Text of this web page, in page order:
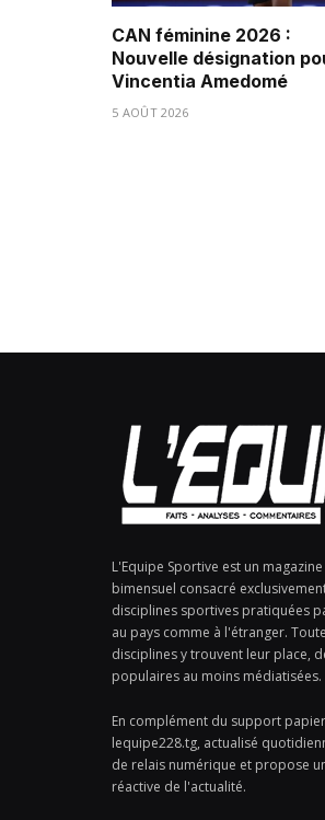
CAN féminine 2026 :
Nouvelle désignation
Vincentia Amedomé
5 AOÛT 2026
L'Equipe Sportive est un
bimensuel consacré
disciplines sportives pratiquées
au pays comme à l'étranger.
disciplines y trouvent leur place,
populaires au moins médiatisées.
En complément du support
lequipe228.tg, actualisé
de relais numérique et propose
réactive de l'actualité.